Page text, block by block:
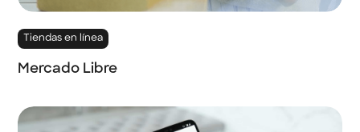
Tiendas en línea
Mercado Libre